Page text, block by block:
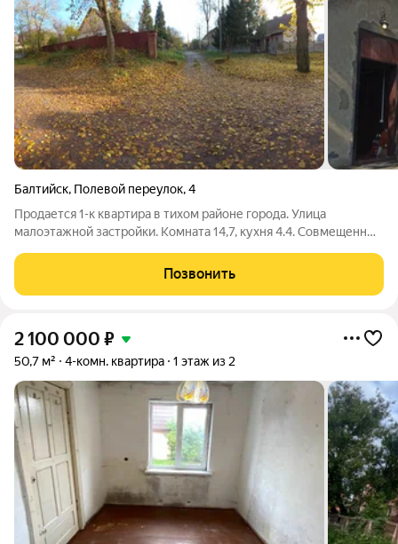
Балтийск, Полевой переулок,4
Продается 1-к квартира в тихом районе города. Улица
малоэтажной застройки. Комната 14,7, кухня 4.4. Совмещенный
выход из квартиры на придомовую территорию. имеется
небольшой участок для посадок
Позвонить
2 100 000 ₽
50,7 м² 4-комн. квартира 1 этаж из 2